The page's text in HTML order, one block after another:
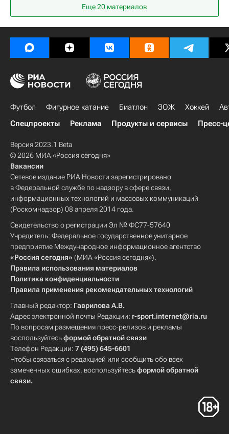
Филадельфия Флайерз
Сиэтл Кракен
Национальная хоккейная лига (НХЛ)
Еще 20 материалов
Футбол Фигурное катание Биатлон ЗОЖ Хоккей
Спецпроекты
Реклама Продукты и сервисы Пресс-
Версия 2023.1 Beta
© 2026 МИА «Россия сегодня»
Вакансии
Сетевое издание РИА Новости зарегистрировано
в Федеральной службе по надзору в сфере связи,
информационных технологий и массовых коммуникаций
(Роскомнадзор) 08 апреля 2014 года.
Свидетельство о регистрации Эл № ФС77-57640
Учредитель: Федеральное государственное унитарное
предприятие Международное информационное агентство
«Россия сегодня» (МИА «Россия сегодня»).
Правила использования материалов
Политика конфиденциальности
Правила применения рекомендательных технологий
Главный редактор: Гаврилова А.В.
Адрес электронной почты Редакции: r-sport.internet@ria.ru
По вопросам размещения пресс-релизов и рекламы
воспользуйтесьформой обратной связи
Телефон Редакции: 7 (495) 645-6601
Чтобы связаться с редакцией или сообщить обо всех
замеченных ошибках, воспользуйтесьформой обратной
связи.